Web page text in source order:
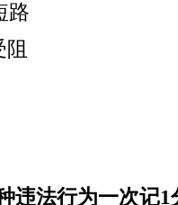
路
违法行为一次记1